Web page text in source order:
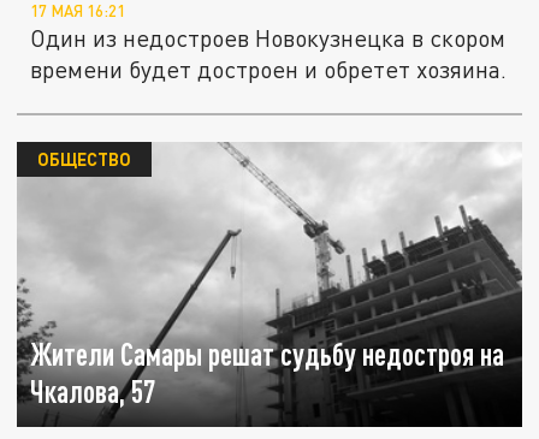
17 МАЯ 16:21
Один из недостроев Новокузнецка в скором
времени будет достроен и обретет хозяина.
Жители Самары решат судьбу недостроя на
Чкалова, 57
ОБЩЕСТВО